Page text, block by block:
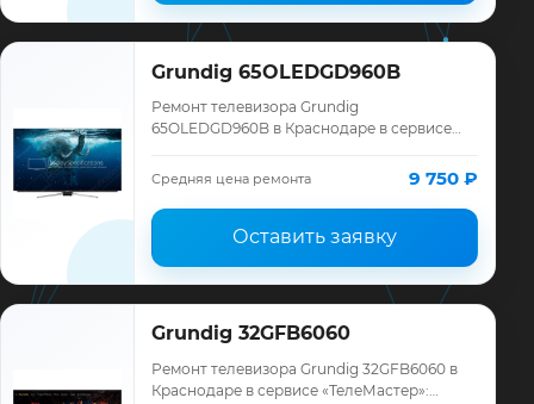
Grundig 65OLEDGD960B
Ремонт телевизора Grundig
65OLEDGD960B в Краснодаре в сервисе
Grundig, смета до ремонта, запчасти и
Средняя цена ремонта 9 750 ₽
Оставить заявку
Grundig 32GFB6060
Ремонт телевизора Grundig 32GFB6060 в
Краснодаре в сервисе «ТелеМастер»: